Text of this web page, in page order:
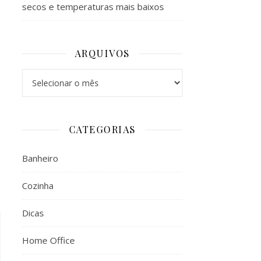
secos e temperaturas mais baixos
ARQUIVOS
CATEGORIAS
Banheiro
Cozinha
Dicas
Home Office